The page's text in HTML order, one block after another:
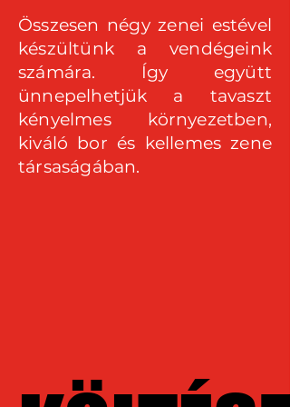
Összesen négy zenei estével
készültünk a vendégeink
számára. Így együtt
ünnepelhetjük a tavaszt
kényelmes környezetben,
kiváló bor és kellemes zene
társaságában.